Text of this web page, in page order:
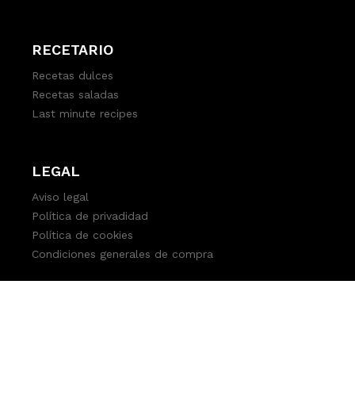
RECETARIO
Recetas dulces
Recetas saladas
Last minute recipes
LEGAL
Aviso legal
Política de privadidad
Política de cookies
Condiciones generales de compra